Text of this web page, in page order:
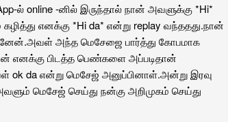
ல் online -னில் இருந்தால் நான் அவளுக்கு *Hi*
எனக்கு *Hi da* என்று replay வந்ததது.நான்
அந்த மெசேஜை பார்த்து கோபமாக
எனக்கு பிடத்த பெண்களை அப்படிதான்
da என்று மெசேஜ் அனுப்பினாள்.அன்று இரவு
மெசேஜ் செய்து நன்கு அறிமுகம் செய்து